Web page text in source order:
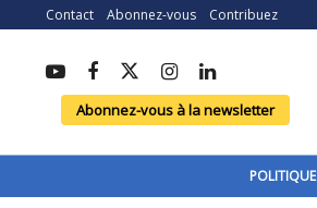
Contact Abonnez-vous Contribuez
Abonnez-vous à la newsletter
POLITIQUE